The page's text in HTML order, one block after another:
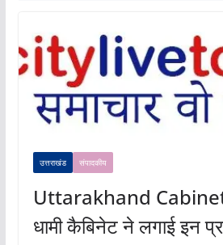
उत्तराखंड संपादकीय
Uttarakhand
धामी कैबिनेट ने लगाई इन